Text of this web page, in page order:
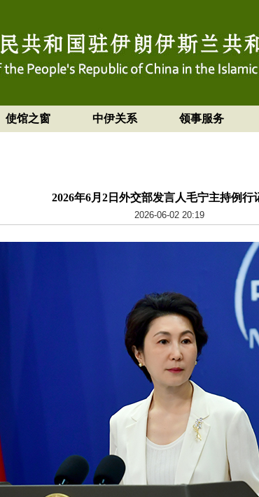
使馆之窗 中伊关系 领事服务
2026年6月2日外交部发言人毛宁主持例行
2026-06-02 20:19